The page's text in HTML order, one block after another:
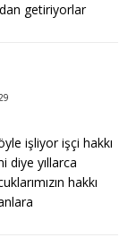
getiriyorlar
işliyor işçi hakkı
diye yıllarca
hakkı